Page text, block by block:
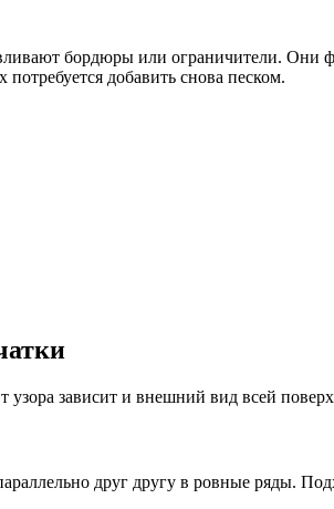
бордюры или ограничители.
добавить снова песком.
зависит и внешний вид всей
друг другу в ровные ряды.